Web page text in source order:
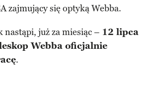
zajmujący się optyką Webba.
nastąpi, już za miesiąc – 12 lipca
Webba oficjalnie
.